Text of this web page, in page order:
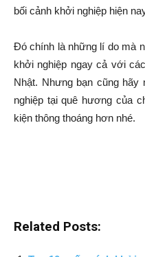
bối cảnh khởi nghiệp hiện
Đó chính là những lí do mà
khởi nghiệp ngay cả với
Nhật. Nhưng bạn cũng
nghiệp tại quê hương của
kiện thông thoáng hơn nhé.
Related Posts: